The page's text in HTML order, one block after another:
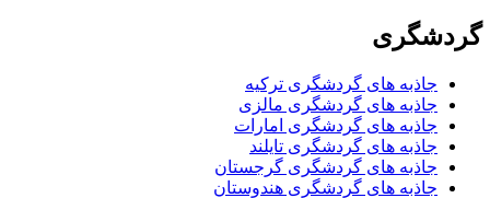
گردشگری
جاذبه های گردشگری ترکیه
جاذبه های گردشگری مالزی
جاذبه های گردشگری امارات
جاذبه های گردشگری تایلند
جاذبه های گردشگری گرجستان
جاذبه های گردشگری هندوستان